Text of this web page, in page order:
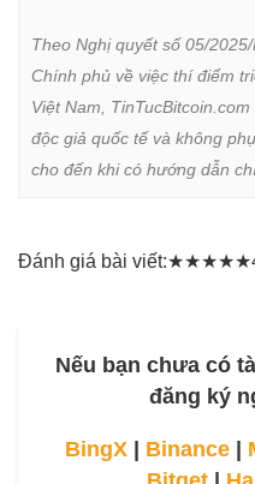
Theo Nghị quyết số 05/
Chính phủ về việc thí điểm
Việt Nam,
độc giả quốc tế và không
cho đến khi có hướng dẫn
Đánh giá bài viết:★★★★★
Nếu bạn chưa có
đăng ký
BingX | Binance |